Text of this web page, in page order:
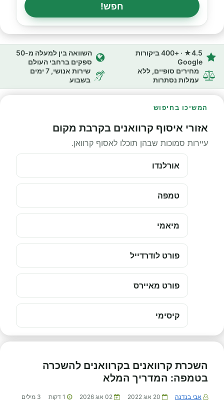
חפש!
4.5★ · +400 ביקורות
Google
השוואה בין למעלה מ-50
ספקים ברחבי העולם
מחירים סופיים, ללא
עמלות נסתרות
שירות אנושי, 7 ימים
בשבוע
המשיכו בחיפוש
אזורי איסוף קרוואנים בקרבת מקום
עיירות סמוכות שבהן תוכלו לאסוף קרוואן.
אורלנדו
טמפה
מיאמי
פורט לודרדייל
פורט מאיירס
קיסימי
השכרת קרוואנים בקרוואנים להשכרה
בטמפה: המדריך המלא
אבי בנדנה 20 אוג 2022 02 אוג 2026 1 דקות 3 מילים